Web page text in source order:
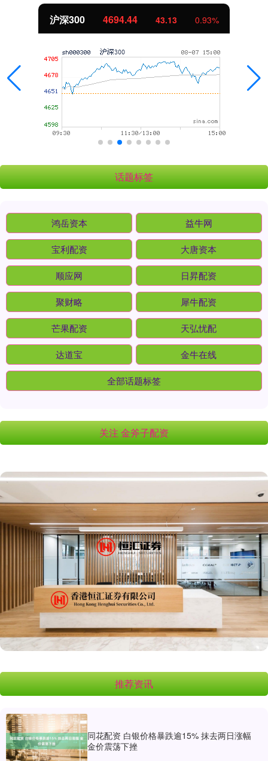
沪深300 4694.44 43.13 0.93%
话题标签
鸿岳资本 益牛网
宝利配资 大唐资本
顺应网 日昇配资
聚财略 犀牛配资
芒果配资 天弘忧配
达道宝 金牛在线
全部话题标签
关注 金斧子配资
推荐资讯
同花配资 白银价格暴跌逾15% 抹去两日涨幅
金价震荡下挫